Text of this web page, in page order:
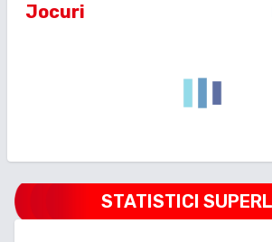
Jocuri
STATISTICI